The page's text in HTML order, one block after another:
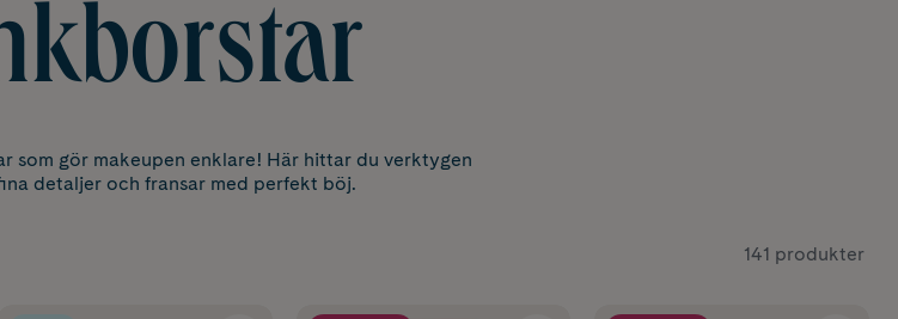
som gör makeupen enklare! Här hittar du verktygen
detaljer och fransar med perfekt böj.
141 produkter